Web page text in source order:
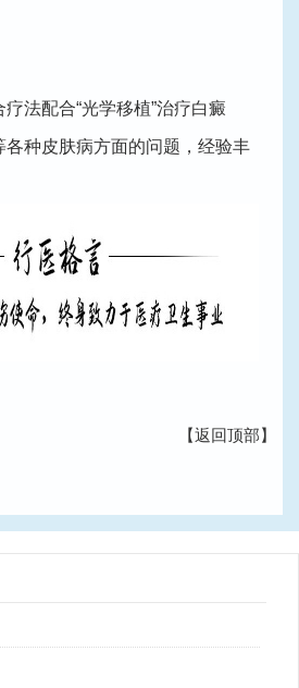
配合“光学移植”治疗白癜
各种皮肤病方面的问题，经验丰
【返回顶部】